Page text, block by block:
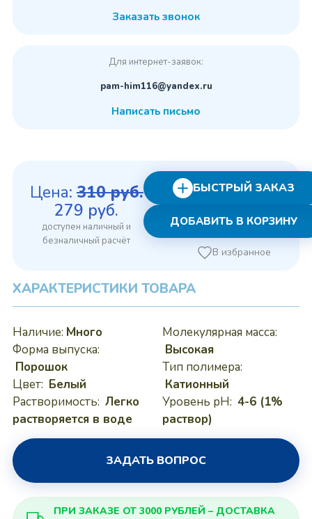
Заказать звонок
Для интернет-заявок:
pam-him116@yandex.ru
Написать письмо
Цена: 310руб.
Первоначальная
цена
составляла
279 руб. Текущая
цена:
279 руб..
ДОБАВИТЬ В КОРЗИНУ
БЫСТРЫЙ ЗАКАЗ
В избранное
ХАРАКТЕРИСТИКИ ТОВАРА
Наличие: Много
Форма выпуска:
Порошок
Цвет: Белый
Растворимость: Легко
растворяется в воде
Молекулярная масса:
Высокая
Тип полимера:
Катионный
Уровень pH: 4-6 (1%
раствор)
ЗАДАТЬ ВОПРОС
ПРИ ЗАКАЗЕ ОТ 3000 РУБЛЕЙ – ДОСТАВКА